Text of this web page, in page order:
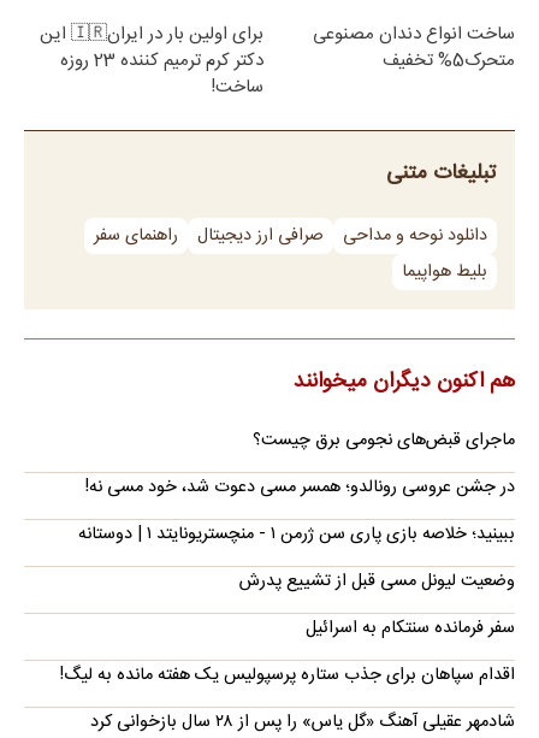
ساخت انواع دندان مصنوعی
متحرک5% تخفیف
برای اولین بار در ایران🇮🇷 این
دکتر کرم ترمیم کننده 23 روزه
ساخت!
تبلیغات متنی
دانلود نوحه و مداحی صرافی ارز دیجیتال
راهنمای سفر
بلیط هواپیما
هم اکنون دیگران میخوانند
ماجرای قبض‌های نجومی برق چیست؟
در جشن عروسی رونالدو؛ همسر مسی دعوت شد، خود مسی نه!
ببینید؛ خلاصه بازی پاری سن ژرمن ۱ - منچستریونایتد ۱ | دوستانه
وضعیت لیونل مسی قبل از تشییع پدرش
سفر فرمانده سنتکام به اسرائیل
اقدام سپاهان برای جذب ستاره پرسپولیس یک هفته مانده به لیگ!
شادمهر عقیلی آهنگ «گل یاس» را پس از ۲۸ سال بازخوانی کرد